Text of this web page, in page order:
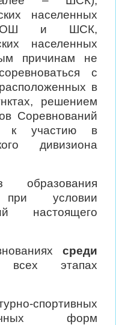
населенных
СОШ и ШСК,
населенных
причинам не
с
в
решением
Соревнований
к участию в
дивизиона
условии
настоящего
среди
всех
этапах
спортивных
форм